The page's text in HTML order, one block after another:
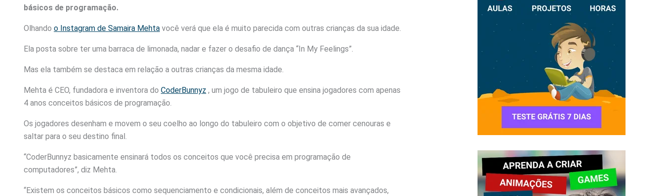
básicos de programação.
Olhando o Instagram de Samaira Mehta você verá que ela é muito parecida com outras crianças da sua idade.
Ela posta sobre ter uma barraca de limonada, nadar e fazer o desafio de dança “In My Feelings”.
Mas ela também se destaca em relação a outras crianças da mesma idade.
Mehta é CEO, fundadora e inventora do CoderBunnyz , um jogo de tabuleiro que ensina jogadores com apenas
4 anos conceitos básicos de programação.
Os jogadores desenham e movem o seu coelho ao longo do tabuleiro com o objetivo de comer cenouras e
saltar para o seu destino final.
“CoderBunnyz basicamente ensinará todos os conceitos que você precisa em programação de
computadores”, diz Mehta.
“Existem os conceitos básicos como sequenciamento e condicionais, além de conceitos mais avançados,